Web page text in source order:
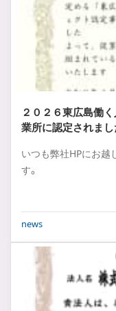
２０２６東広島働
業所に認定されまし
いつも弊社HPにお越
す
news